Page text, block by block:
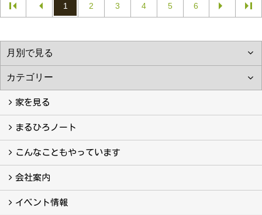
1 2 3 4 5 6
家を見る
フォトギャラリー
現場レポート
完工事例
お客様の声
まるひろノート
真っ直ぐの家づくり
自慢の大工たち
こだわりの自然素材
快適な家のエッセンス
注文住宅ができるまで
こんなこともやっています
こんなこともやっています
会社案内
会社案内
まるひろの人
スタッフ紹介
プライバシーポリシー
イベント情報